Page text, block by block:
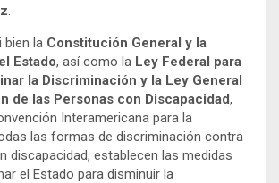
bien la Constitución General y la
Estado, así como la Ley Federal para
la Discriminación y la Ley General
de las Personas con Discapacidad,
Interamericana para la
las formas de discriminación contra
discapacidad, establecen las medidas
el Estado para disminuir la